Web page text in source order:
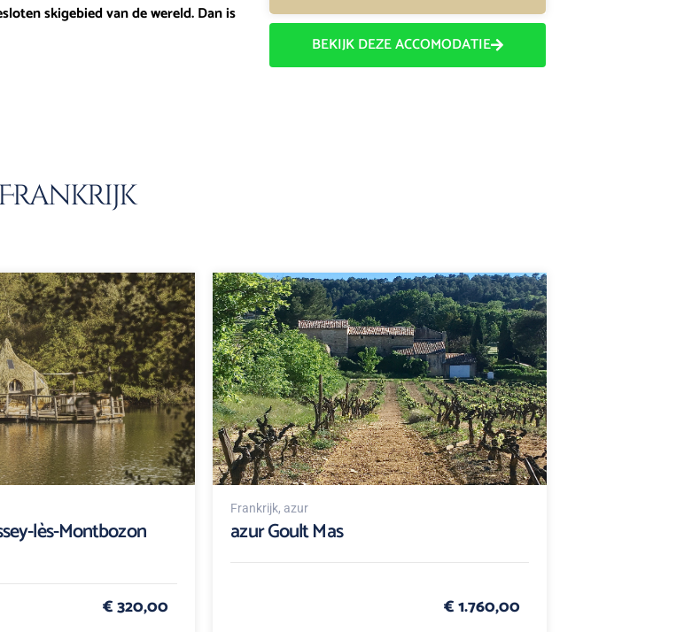
skigebied van de wereld. Dan is
BEKIJK DEZE ACCOMODATIE
lès-Montbozon
€ 320,00
Frankrijk, azur
azur Goult Mas
€ 1.760,00